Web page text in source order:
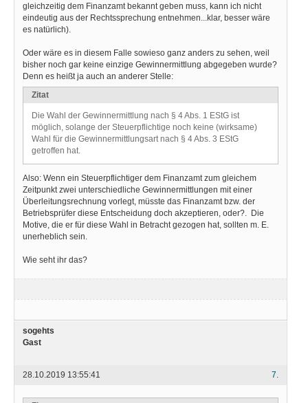
gleichzeitig dem Finanzamt bekannt geben muss, kann ich nicht
eindeutig aus der Rechtssprechung entnehmen...klar, besser wäre
es natürlich).
Oder wäre es in diesem Falle sowieso ganz anders zu sehen, weil
bisher noch gar keine einzige Gewinnermittlung abgegeben wurde?
Denn es heißt ja auch an anderer Stelle:
Zitat
Die Wahl der Gewinnermittlung nach § 4 Abs. 1 EStG ist
möglich, solange der Steuerpflichtige noch keine (wirksame)
Wahl für die Gewinnermittlungsart nach § 4 Abs. 3 EStG
getroffen hat.
Also: Wenn ein Steuerpflichtiger dem Finanzamt zum gleichem
Zeitpunkt zwei unterschiedliche Gewinnermittlungen mit einer
Überleitungsrechnung vorlegt, müsste das Finanzamt bzw. der
Betriebsprüfer diese Entscheidung doch akzeptieren, oder?. Die
Motive, die er für diese Wahl in Betracht gezogen hat, sollten m. E.
unerheblich sein.
Wie seht ihr das?
sogehts
Gast
7.
28.10.2019 13:55:41